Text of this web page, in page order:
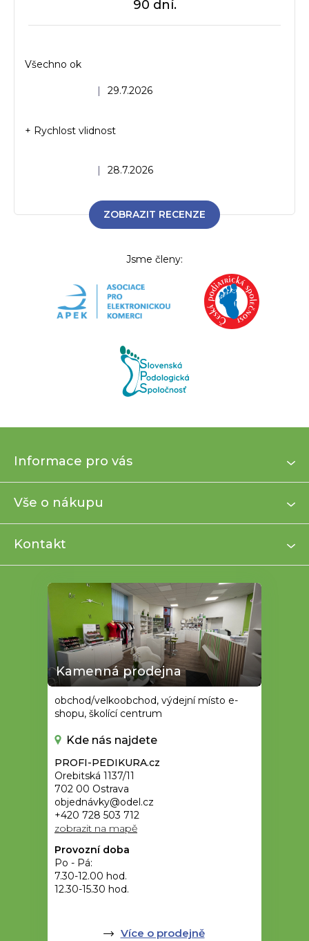
90 dní.
Hodnocení obchodu je 5 z 5 hvězdiček.
| 29.7.2026
Všechno ok
Hodnocení obchodu je 5 z 5 hvězdiček.
| 28.7.2026
+ Rychlost vlidnost
ZOBRAZIT RECENZE
Jsme členy:
p
t
Informace pro vás
Vše o nákupu
Kontakt
Kamenná prodejna
obchod/velkoobchod, výdejní místo e-
shopu, školící centrum
Kde nás najdete
PROFI-PEDIKURA.cz
Orebitská 1137/11
702 00 Ostrava
objednávky@odel.cz
+420 728 503 712
zobrazit na mapě
Provozní doba
Po - Pá:
7.30-12.00 hod.
12.30-15.30 hod.
Více o prodejně